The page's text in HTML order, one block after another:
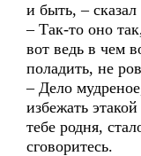
и быть, –
– Так-то оно
вот ведь в чем
поладить, не
– Дело
избежать
тебе родня,
сговоритесь.